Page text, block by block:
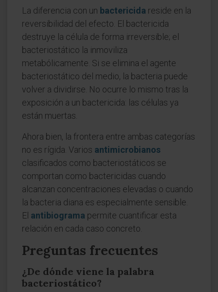
La diferencia con un bactericida reside en la
reversibilidad del efecto. El bactericida
destruye la célula de forma irreversible; el
bacteriostático la inmoviliza
metabólicamente. Si se elimina el agente
bacteriostático del medio, la bacteria puede
volver a dividirse. No ocurre lo mismo tras la
exposición a un bactericida: las células ya
están muertas.
Ahora bien, la frontera entre ambas categorías
no es rígida. Varios antimicrobianos
clasificados como bacteriostáticos se
comportan como bactericidas cuando
alcanzan concentraciones elevadas o cuando
la bacteria diana es especialmente sensible.
El antibiograma permite cuantificar esta
relación en cada caso concreto.
Preguntas frecuentes
¿De dónde viene la palabra
bacteriostático?